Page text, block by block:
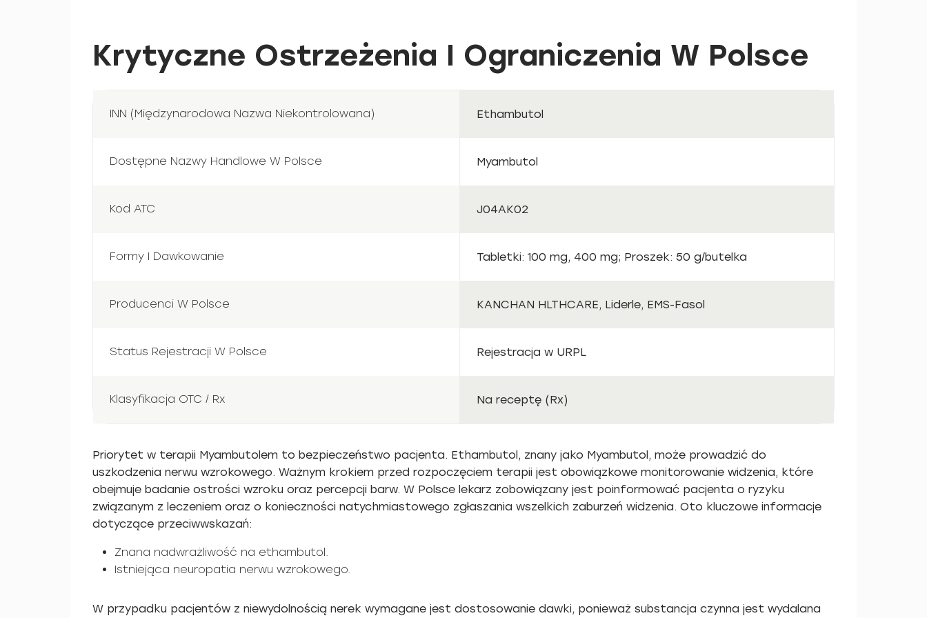
Krytyczne Ostrzeżenia I Ograniczenia W Polsce
INN (Międzynarodowa Nazwa Niekontrolowana) Ethambutol
Dostępne Nazwy Handlowe W Polsce Myambutol
Kod ATC J04AK02
Formy I Dawkowanie Tabletki: 100 mg, 400 mg; Proszek: 50 g/butelka
Producenci W Polsce KANCHAN HLTHCARE, Liderle, EMS-Fasol
Status Rejestracji W Polsce Rejestracja w URPL
Klasyfikacja OTC / Rx Na receptę (Rx)
Priorytet w terapii Myambutolem to bezpieczeństwo pacjenta. Ethambutol, znany jako Myambutol, może prowadzić do
uszkodzenia nerwu wzrokowego. Ważnym krokiem przed rozpoczęciem terapii jest obowiązkowe monitorowanie widzenia, które
obejmuje badanie ostrości wzroku oraz percepcji barw. W Polsce lekarz zobowiązany jest poinformować pacjenta o ryzyku
związanym z leczeniem oraz o konieczności natychmiastowego zgłaszania wszelkich zaburzeń widzenia. Oto kluczowe informacje
dotyczące przeciwwskazań:
Znana nadwrażliwość na ethambutol.
Istniejąca neuropatia nerwu wzrokowego.
W przypadku pacjentów z niewydolnością nerek wymagane jest dostosowanie dawki, ponieważ substancja czynna jest wydalana